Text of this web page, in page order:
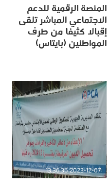
المنصة الرقمية للدعم
الاجتماعي المباشر تلقى
إقبالا كثيفا من طرف
المواطنين (بايتاس)
2023-12-07 13:36:36